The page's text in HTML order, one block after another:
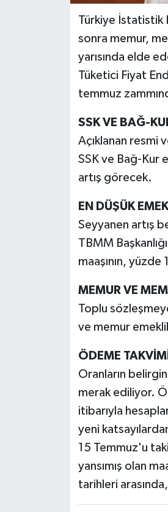
Türkiye İstatistik
sonra memur,
yarısında elde
Tüketici Fiyat
temmuz
SSK VE BAĞ-
Açıklanan resmi
SSK ve Bağ-Kur
artış görecek.
EN DÜŞÜK
Seyyanen artış
TBMM
maaşının,
MEMUR VE
Toplu
ve memur
ÖDEME
Oranların
merak ediliyor.
itibarıyla
yeni
15 Temmuz'u
yansımış olan
tarihleri